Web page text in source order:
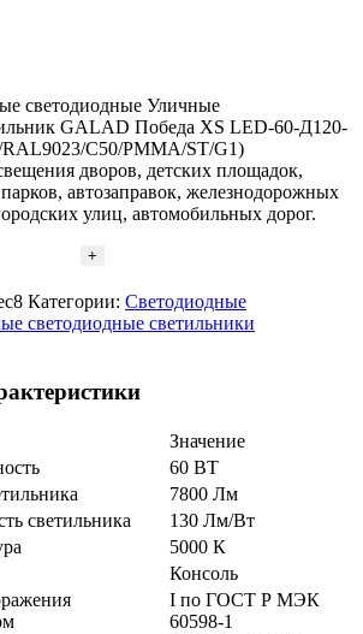
светодиодные Уличные
GALAD Победа XS LED-60-Д120-
C50/PMMA/ST/G1)
дворов, детских площадок,
автозаправок, железнодорожных
улиц, автомобильных дорог.
Категории: Светодиодные
светодиодные светильники
Значение
60 ВТ
7800 Лм
светильника
130 Лм/Вт
5000 К
Консоль
I по ГОСТ Р МЭК
60598-1